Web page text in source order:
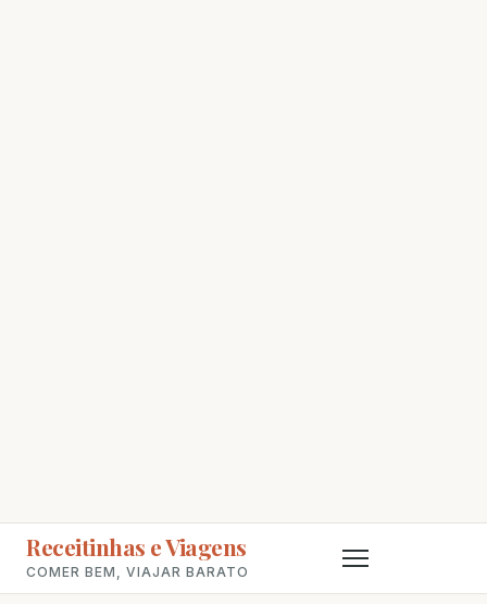
Receitinhas e Viagens
COMER BEM, VIAJAR BARATO